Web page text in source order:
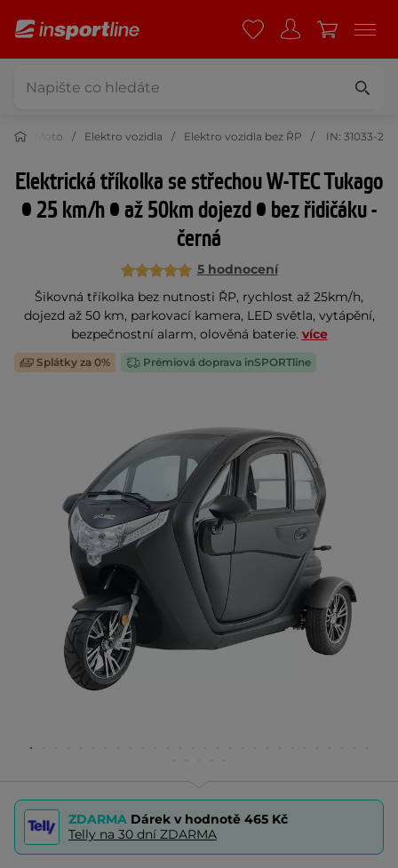
Moto Elektro vozidla Elektro vozidla bez ŘP IN: 31033-2
Elektrická tříkolka se střechou W-TEC Tukago
• 25 km/h • až 50km dojezd • bez řidičáku -
černá
5 hodnocení
Šikovná tříkolka bez nutnosti ŘP, rychlost až 25km/h,
dojezd až 50 km, parkovací kamera, LED světla, vytápění,
bezpečnostní alarm, olověná baterie. více
Splátky za 0% Prémiová doprava inSPORTline
ZDARMA Dárek v hodnotě 465 Kč
Telly na 30 dní ZDARMA